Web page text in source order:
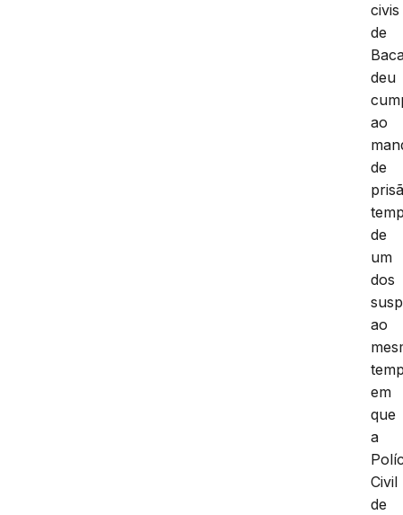
civis
de
deu
ao
de
de
um
dos
ao
em
que
a
Civil
de